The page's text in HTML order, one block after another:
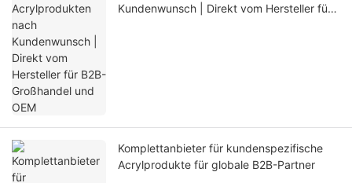
Kundenwunsch | Direkt vom Hersteller für
Komplettanbieter für kundenspezifische
Acrylprodukte für globale B2B-Partner